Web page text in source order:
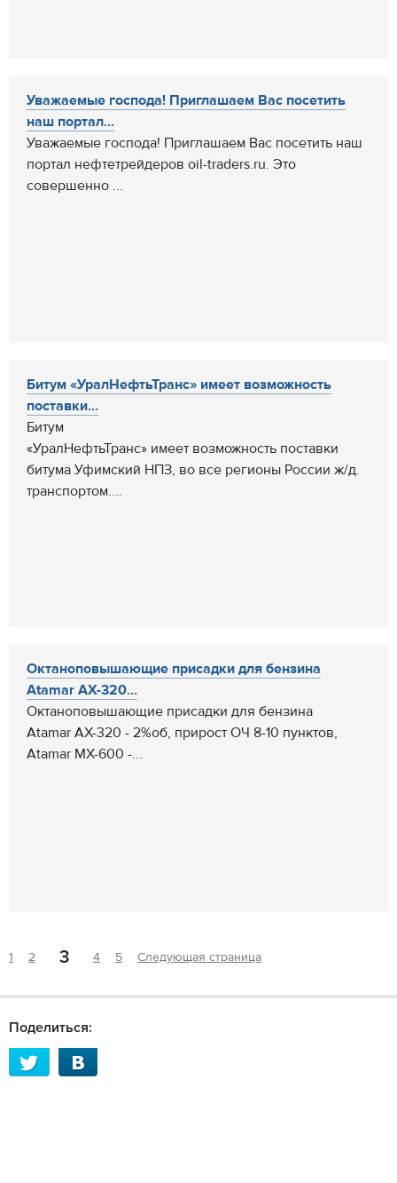
Уважаемые господа! Приглашаем Вас посетить
наш портал...
Уважаемые господа! Приглашаем Вас посетить наш
портал нефтетрейдеров oil-traders.ru. Это
совершенно ...
Битум «УралНефтьТранс» имеет возможность
поставки...
Битум
«УралНефтьТранс» имеет возможность поставки
битума Уфимский НПЗ, во все регионы России ж/д.
транспортом....
Октаноповышающие присадки для бензина
Atamar AX-320...
Октаноповышающие присадки для бензина
Atamar AX-320 - 2%об, прирост ОЧ 8-10 пунктов,
Atamar MX-600 -...
1 2 3 4 5 Следующая страница
Поделиться: